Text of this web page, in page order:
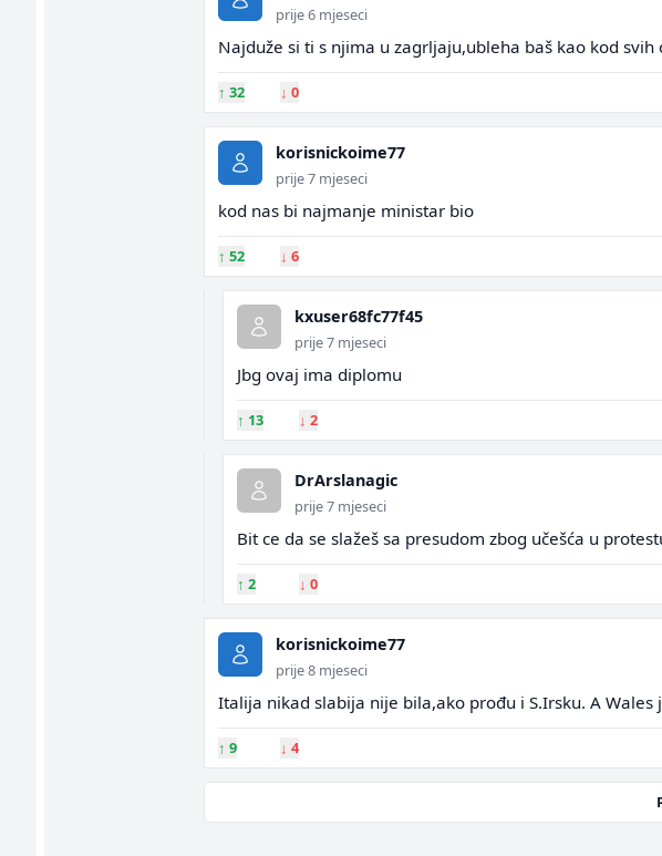
prije 6 mjeseci
Najduže si ti s njima u zagrljaju,ubleha baš kao kod
↑ 32 ↓ 0
korisnickoime77
prije 7 mjeseci
kod nas bi najmanje ministar bio
↑ 52 ↓ 6
kxuser68fc77f45
prije 7 mjeseci
Jbg ovaj ima diplomu
↑ 13 ↓ 2
DrArslanagic
prije 7 mjeseci
Bit ce da se slažeš sa presudom zbog učešća u
↑ 2 ↓ 0
korisnickoime77
prije 8 mjeseci
Italija nikad slabija nije bila,ako prođu i S.Irsku. A
↑ 9 ↓ 4